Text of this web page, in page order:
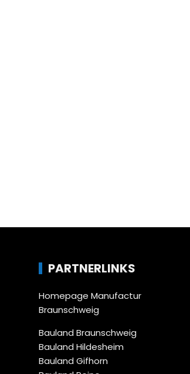
PARTNERLINKS
Homepage Manufactur
Braunschweig
Bauland Braunschweig
Bauland Hildesheim
Bauland Gifhorn